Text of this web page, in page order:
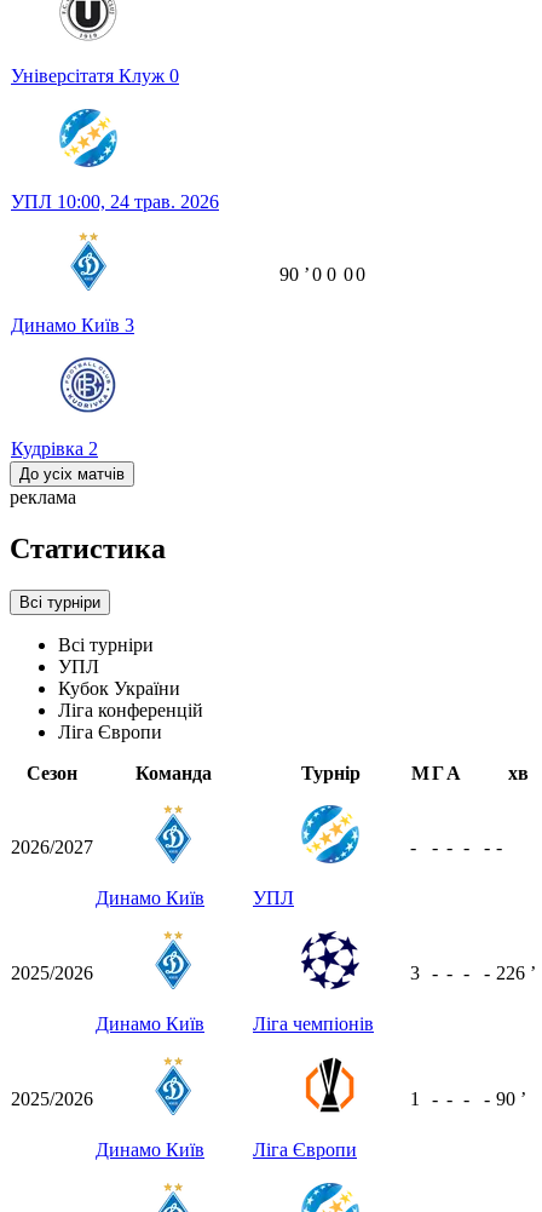
Універсітатя Клуж 0
УПЛ 10:00, 24 трав. 2026
Динамо Київ 3
Кудрівка 2
90 ʼ0 0 00
До усіх матчів
реклама
Статистика
Всі турніри
Всі турніри
УПЛ
Кубок України
Ліга конференцій
Ліга Європи
Сезон
Команда Турнір МГА хв
2026/2027
Динамо Київ УПЛ
- - - - - -
2025/2026
Динамо Київ Ліга чемпіонів
3 - - - - 226 ʼ
2025/2026
Динамо Київ Ліга Європи
1 - - - - 90 ʼ